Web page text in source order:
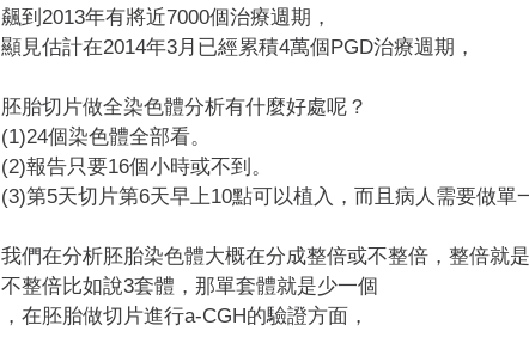
飆到2013年有將近7000個治療週期，
顯見估計在2014年3月已經累積4萬個PGD治療週期，
胚胎切片做全染色體分析有什麼好處呢？
(1)24個染色體全部看。
(2)報告只要16個小時或不到。
(3)第5天切片第6天早上10點可以植入， 而且病人需要做單
我們在分析胚胎染色體大概在分成整倍或不整倍，整倍就是
不整倍比如說3套體，那單套體就是少一個
，在胚胎做切片進行a-CGH的驗證方面，